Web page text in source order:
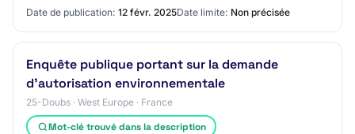
Date de publication: 12 févr. 2025Date limite: Non précisée
Enquête publique portant sur la demande
d'autorisation environnementale
25-Doubs · West Europe · France
Mot-clé trouvé dans la description